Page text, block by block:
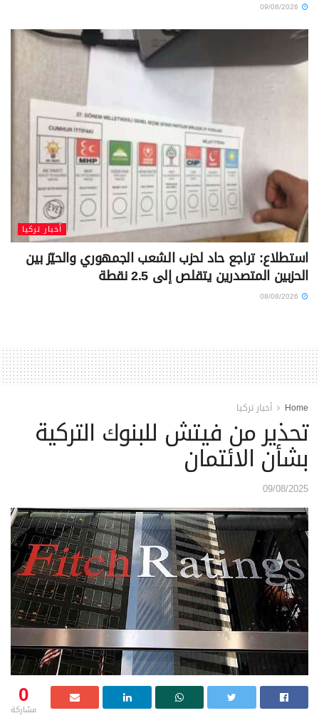
أخبار تركيا
استطلاع: تراجع حاد لحزب الشعب الجمهوري والحيّز بين
الحزبين المتصدرين يتقلص إلى 2.5 نقطة
Home أخبار تركيا
تحذير من فيتش للبنوك التركية
بشأن الائتمان
09/08/2025
0
مشاركة